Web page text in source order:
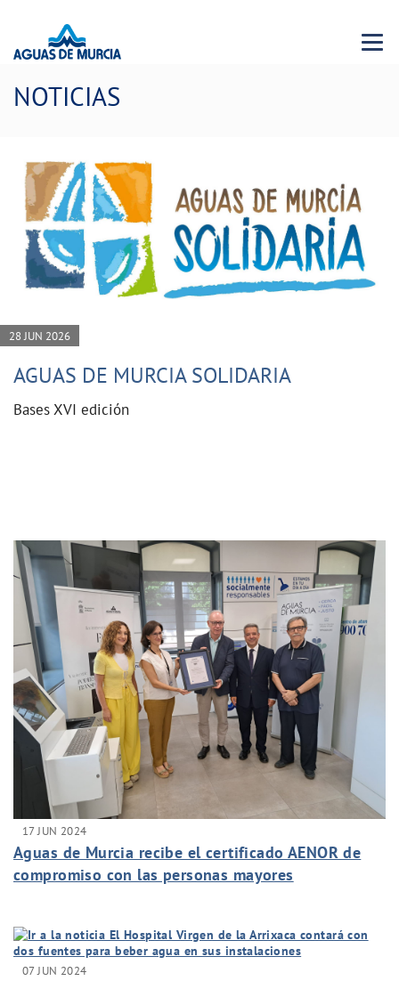
Menu
NOTICIAS
28 JUN 2026
AGUAS DE MURCIA SOLIDARIA
Bases XVI edición
17 JUN 2024
Aguas de Murcia recibe el certificado AENOR de
compromiso con las personas mayores
07 JUN 2024